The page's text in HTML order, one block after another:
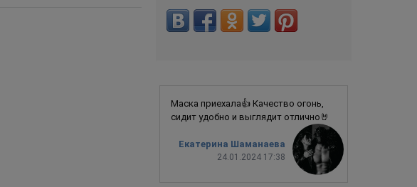
Екатерина Шаманаева
24.01.2024 17:38
Маска приехала👍 Качество огонь,
сидит удобно и выглядит отлично🤘